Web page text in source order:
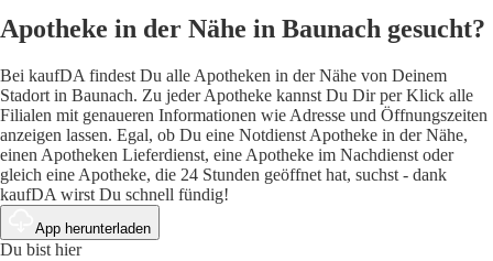
Apotheke in der Nähe in Baunach gesucht?
Bei kaufDA findest Du alle Apotheken in der Nähe von Deinem
Stadort in Baunach. Zu jeder Apotheke kannst Du Dir per Klick alle
Filialen mit genaueren Informationen wie Adresse und Öffnungszeiten
anzeigen lassen. Egal, ob Du eine Notdienst Apotheke in der Nähe,
einen Apotheken Lieferdienst, eine Apotheke im Nachdienst oder
gleich eine Apotheke, die 24 Stunden geöffnet hat, suchst - dank
kaufDA wirst Du schnell fündig!
App herunterladen
Du bist hier